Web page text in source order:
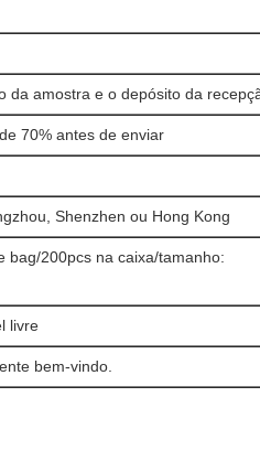
da amostra e o depósito da
70% antes de enviar
Shenzhen ou Hong Kong
bag/200pcs na caixa/tamanho:
livre
bem-vindo.